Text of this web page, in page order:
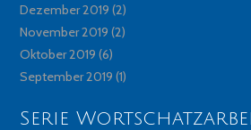
Dezember 2019 (2)
November 2019 (2)
Oktober 2019 (6)
September 2019 (1)
Serie Wortschatzarbeit